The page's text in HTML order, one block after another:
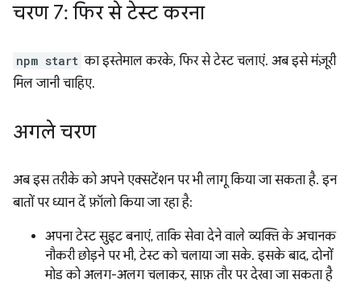
चरण 7: फिर से टेस्ट करना
npm start का इस्तेमाल करके, फिर से टेस्ट चलाएं. अब इसे मंज़ूरी
मिल जानी चाहिए.
अगले चरण
अब इस तरीके को अपने एक्सटेंशन पर भी लागू किया जा सकता है. इन
बातों पर ध्यान दें फ़ॉलो किया जा रहा है:
अपना टेस्ट सुइट बनाएं, ताकि सेवा देने वाले व्यक्ति के अचानक
नौकरी छोड़ने पर भी, टेस्ट को चलाया जा सके. इसके बाद, दोनों
मोड को अलग-अलग चलाकर, साफ़ तौर पर देखा जा सकता है